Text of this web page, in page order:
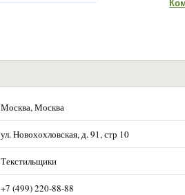
Москва, Москва
ул. Новохохловская, д. 91, стр 10
Текстильщики
+7 (499) 220-88-88